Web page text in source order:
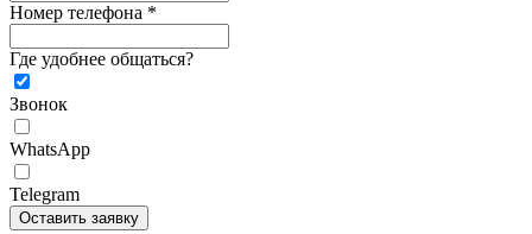
Номер телефона *
Где удобнее общаться?
Звонок
WhatsApp
Telegram
Оставить заявку